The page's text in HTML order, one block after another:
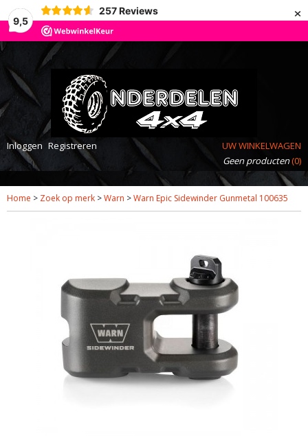
9,5
257 Reviews ×
Inloggen Registreren
UW WINKELWAGEN
Geen producten(0)
Home > Zoek op merk >Warn >Warn Epic Sidewinder Gunmetal 100635